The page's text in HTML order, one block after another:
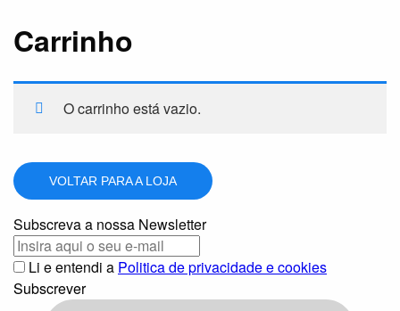
Carrinho
O carrinho está vazio.
VOLTAR PARA A LOJA
Subscreva a nossa Newsletter
Li e entendi a Politica de privacidade e cookies
Subscrever